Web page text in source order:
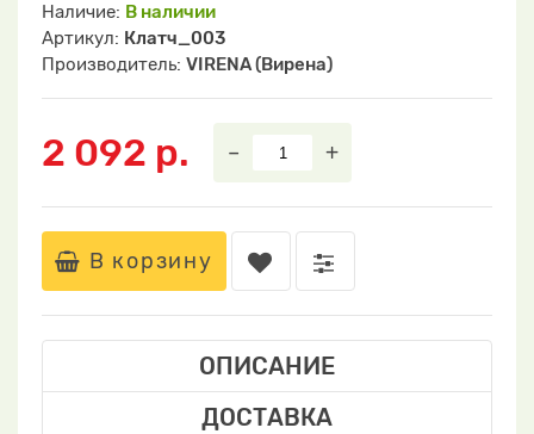
Наличие: В наличии
Артикул: Клатч_003
Производитель: VIRENA (Вирена)
2 092 р. – +
В корзину
ОПИСАНИЕ
ДОСТАВКА